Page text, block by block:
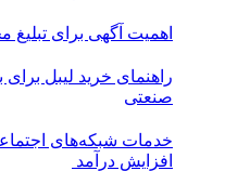
اهمیت آگهی برای
راهنمای خرید لیبل
صنعتی
افزایش درآمد